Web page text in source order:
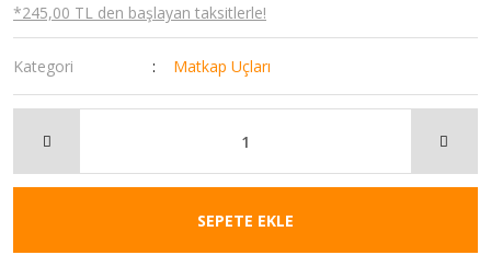
*245,00 TL den başlayan taksitlerle!
Kategori Matkap Uçları
SEPETE EKLE